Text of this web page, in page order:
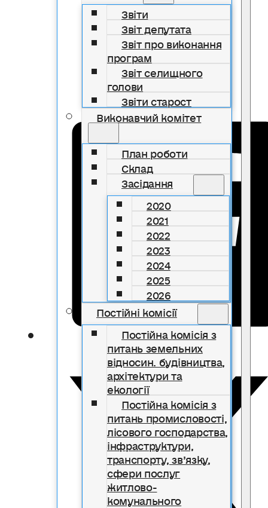
Звіти
Звіт депутата
Звіт про виконання
програм
Звіт селищного
голови
Звіти старост
Виконавчий комітет
План роботи
Склад
Засідання
2020
2021
2022
2023
2024
2025
2026
Постійні комісії
Постійна комісія з
питань земельних
відносин. будівництва,
архітектури та
екології
Постійна комісія з
питань промисловості,
лісового господарства,
інфраструктури,
транспорту, зв’язку,
сфери послуг
житлово-
комунального